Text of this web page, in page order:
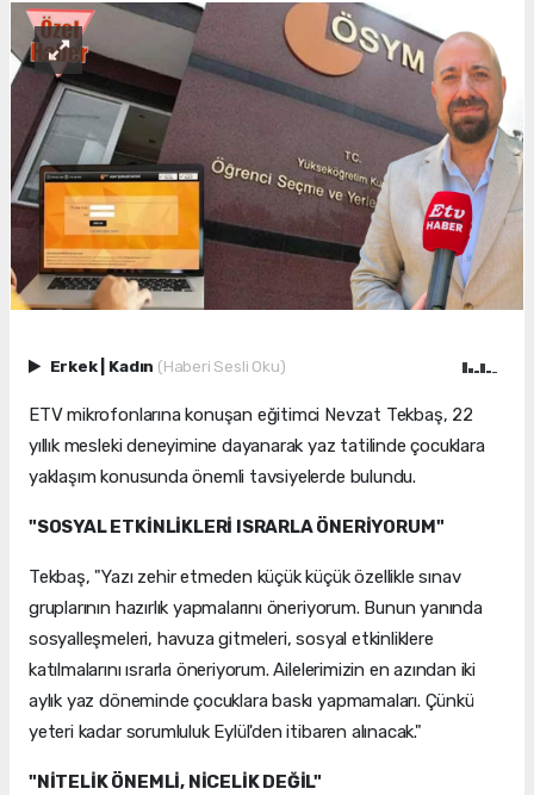
Erkek Kadın (Haberi Sesli Oku)
ETV mikrofonlarına konuşan eğitimci Nevzat Tekbaş, 22
yıllık mesleki deneyimine dayanarak yaz tatilinde çocuklara
yaklaşım konusunda önemli tavsiyelerde bulundu.
"SOSYAL ETKİNLİKLERİ ISRARLA ÖNERİYORUM"
Tekbaş, "Yazı zehir etmeden küçük küçük özellikle sınav
gruplarının hazırlık yapmalarını öneriyorum. Bunun yanında
sosyalleşmeleri, havuza gitmeleri, sosyal etkinliklere
katılmalarını ısrarla öneriyorum. Ailelerimizin en azından iki
aylık yaz döneminde çocuklara baskı yapmamaları. Çünkü
yeteri kadar sorumluluk Eylül'den itibaren alınacak."
"NİTELİK ÖNEMLİ, NİCELİK DEĞİL"